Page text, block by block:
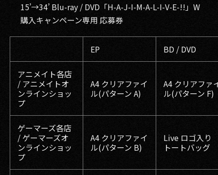
15’→34’ Blu-ray / DVD「H-A-J-I-M-A-L-I-V-E-!!」W
購入キャンペーン専用 応募券
EP BD / DVD
アニメイト各店
/ アニメイトオ
ンラインショッ
プ
A4 クリアファイ
ル(パターン A)
A4 クリアファ
ル(パターン F)
ゲーマーズ各店
/ ゲーマーズオ
ンラインショッ
プ
A4 クリアファイ
ル(パターン B)
Live ロゴ入り
トートバッグ